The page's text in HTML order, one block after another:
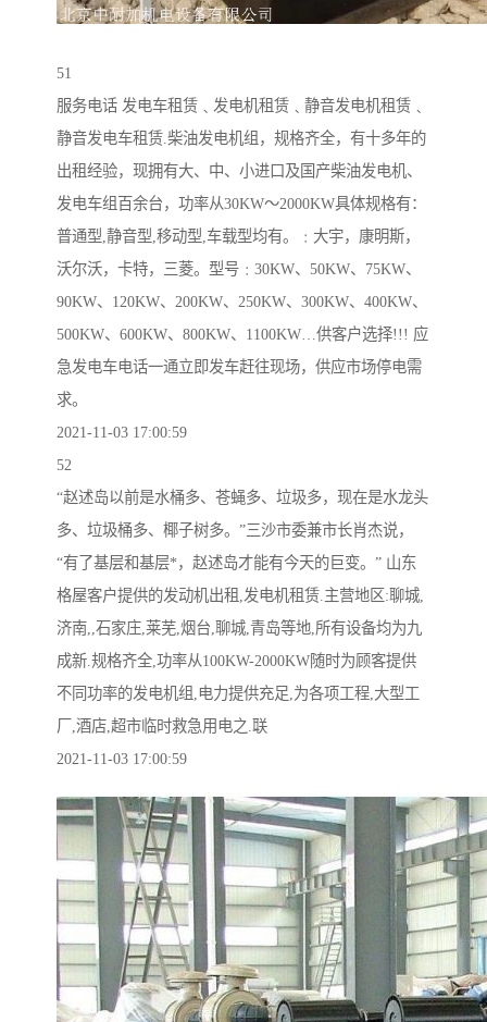
51
服务电话 发电车租赁﹑发电机租赁﹑静音发电机租赁﹑
静音发电车租赁.柴油发电机组，规格齐全，有十多年的
出租经验，现拥有大、中、小进口及国产柴油发电机、
发电车组百余台，功率从30KW～2000KW具体规格有：
普通型,静音型,移动型,车载型均有。﹕大宇，康明斯，
沃尔沃，卡特，三菱。型号﹕30KW、50KW、75KW、
90KW、120KW、200KW、250KW、300KW、400KW、
500KW、600KW、800KW、1100KW…供客户选择!!! 应
急发电车电话一通立即发车赶往现场，供应市场停电需
求。
2021-11-03 17:00:59
52
“赵述岛以前是水桶多、苍蝇多、垃圾多，现在是水龙头
多、垃圾桶多、椰子树多。”三沙市委兼市长肖杰说，
“有了基层和基层*，赵述岛才能有今天的巨变。” 山东
格屋客户提供的发动机出租,发电机租赁.主营地区:聊城,
济南,,石家庄,莱芜,烟台,聊城,青岛等地,所有设备均为九
成新.规格齐全,功率从100KW-2000KW随时为顾客提供
不同功率的发电机组,电力提供充足,为各项工程,大型工
厂,酒店,超市临时救急用电之.联
2021-11-03 17:00:59